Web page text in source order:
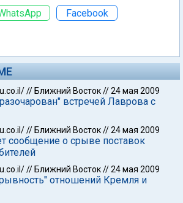
Facebook
// Ближний Восток//24 мая 2009
встречей Лаврова с
// Ближний Восток//24 мая 2009
сообщение о срыве поставок
// Ближний Восток//24 мая 2009
отношений Кремля и